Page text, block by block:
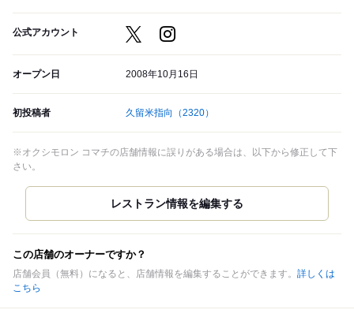
公式アカウント
オープン日 2008年10月16日
初投稿者 久留米指向 （2320）
※オクシモロン コマチの店舗情報に誤りがある場合は、以下から修正して下
さい。
この店舗のオーナーですか？
店舗会員（無料）になると、店舗情報を編集することができます。 詳しくは
こちら